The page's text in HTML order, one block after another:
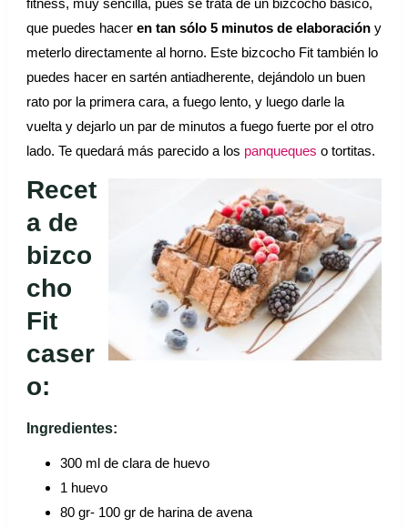
fitness, muy sencilla, pues se trata de un bizcocho básico,
que puedes hacer en tan sólo 5 minutos de elaboracióny
meterlo directamente al horno. Este bizcocho Fit también lo
puedes hacer en sartén antiadherente, dejándolo un buen
rato por la primera cara, a fuego lento, y luego darle la
vuelta y dejarlo un par de minutos a fuego fuerte por el otro
lado. Te quedará más parecido a los panqueques o tortitas.
Recet
a de
bizco
cho
Fit
caser
o:
Ingredientes:
300 ml de clara de huevo
1 huevo
80 gr- 100 gr de harina de avena